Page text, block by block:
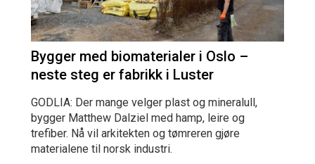
Bygger med biomaterialer i Oslo –
neste steg er fabrikk i Luster
GODLIA: Der mange velger plast og mineralull,
bygger Matthew Dalziel med hamp, leire og
trefiber. Nå vil arkitekten og tømreren gjøre
materialene til norsk industri.